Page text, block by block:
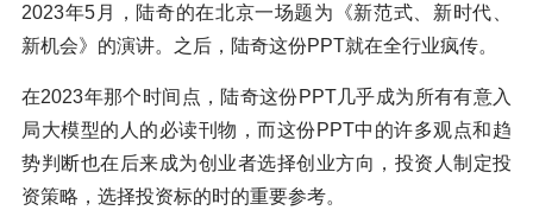
2023年5月，陆奇的在北京一场题为《新范式、新时代、
新机会》的演讲。之后，陆奇这份PPT就在全行业疯传。
在2023年那个时间点，陆奇这份PPT几乎成为所有有意入
局大模型的人的必读刊物，而这份PPT中的许多观点和趋
势判断也在后来成为创业者选择创业方向，投资人制定投
资策略，选择投资标的时的重要参考。